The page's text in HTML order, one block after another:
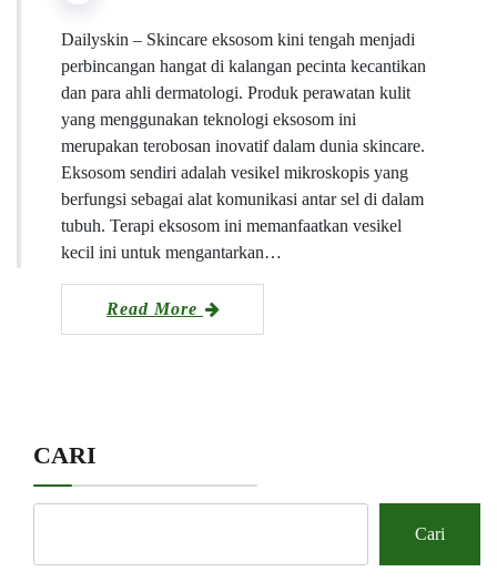
Dailyskin – Skincare eksosom kini tengah menjadi
perbincangan hangat di kalangan pecinta kecantikan
dan para ahli dermatologi. Produk perawatan kulit
yang menggunakan teknologi eksosom ini
merupakan terobosan inovatif dalam dunia skincare.
Eksosom sendiri adalah vesikel mikroskopis yang
berfungsi sebagai alat komunikasi antar sel di dalam
tubuh. Terapi eksosom ini memanfaatkan vesikel
kecil ini untuk mengantarkan…
Read More
CARI
Cari